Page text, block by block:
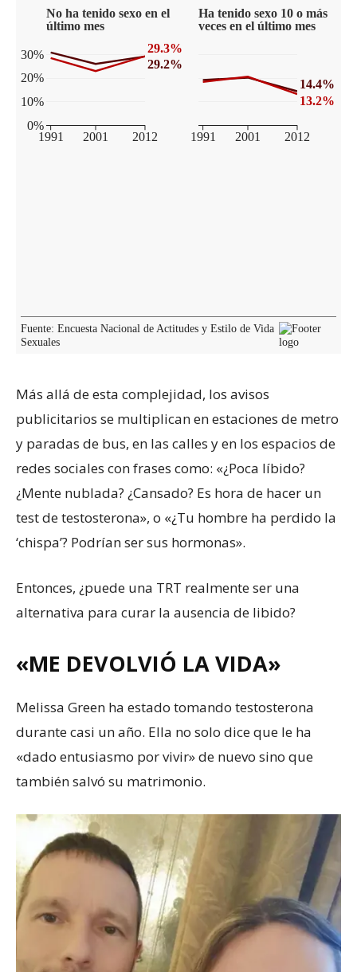
Más allá de esta complejidad, los avisos
publicitarios se multiplican en estaciones de metro
y paradas de bus, en las calles y en los espacios de
redes sociales con frases como: «¿Poca líbido?
¿Mente nublada? ¿Cansado? Es hora de hacer un
test de testosterona», o «¿Tu hombre ha perdido la
‘chispa’? Podrían ser sus hormonas».
Entonces, ¿puede una TRT realmente ser una
alternativa para curar la ausencia de libido?
«ME DEVOLVIÓ LA VIDA»
Melissa Green ha estado tomando testosterona
durante casi un año. Ella no solo dice que le ha
«dado entusiasmo por vivir» de nuevo sino que
también salvó su matrimonio.